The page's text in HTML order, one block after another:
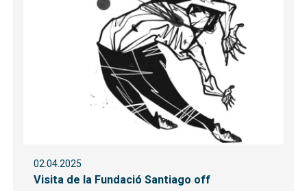
02.04.2025
Visita de la Fundació Santiago off